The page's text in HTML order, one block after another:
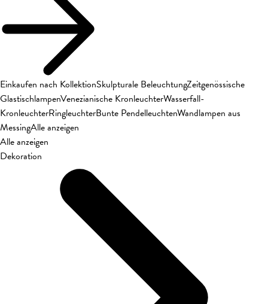
Einkaufen nach KollektionSkulpturale BeleuchtungZeitgenössische
GlastischlampenVenezianische KronleuchterWasserfall-
KronleuchterRingleuchterBunte PendelleuchtenWandlampen aus
MessingAlle anzeigen
Alle anzeigen
Dekoration